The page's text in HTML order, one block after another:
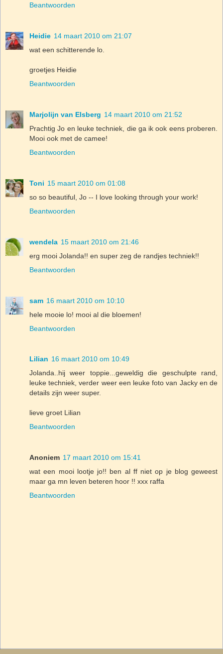
Beantwoorden
Heidie 14 maart 2010 om 21:07
wat een schitterende lo.
groetjes Heidie
Beantwoorden
Marjolijn van Elsberg 14 maart 2010 om 21:52
Prachtig Jo en leuke techniek, die ga ik ook eens proberen.
Mooi ook met de camee!
Beantwoorden
Toni 15 maart 2010 om 01:08
so so beautiful, Jo -- I love looking through your work!
Beantwoorden
wendela 15 maart 2010 om 21:46
erg mooi Jolanda!! en super zeg de randjes techniek!!
Beantwoorden
sam 16 maart 2010 om 10:10
hele mooie lo! mooi al die bloemen!
Beantwoorden
Lilian 16 maart 2010 om 10:49
Jolanda..hij weer toppie...geweldig die geschulpte rand,
leuke techniek, verder weer een leuke foto van Jacky en de
details zijn weer super.
lieve groet Lilian
Beantwoorden
Anoniem 17 maart 2010 om 15:41
wat een mooi lootje jo!! ben al ff niet op je blog geweest
maar ga mn leven beteren hoor !! xxx raffa
Beantwoorden